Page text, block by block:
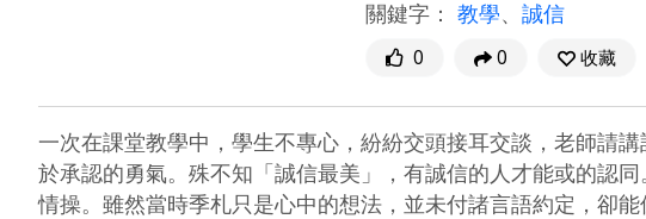
關鍵字： 教學、 誠信
0 0 收藏
一次在課堂教學中，學生不專心，紛紛交頭接耳交談，老師請
於承認的勇氣。殊不知「誠信最美」，有誠信的人才能或的認
情操。雖然當時季札只是心中的想法，並未付諸言語約定，卻